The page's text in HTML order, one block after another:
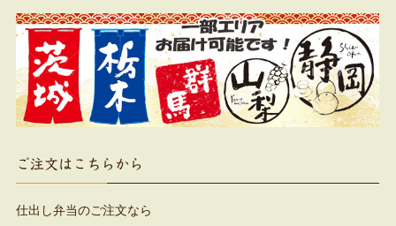
ご注文はこちらから
仕出し弁当のご注文なら